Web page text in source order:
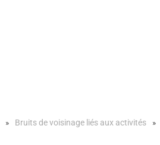
Bruits de voisinage liés aux activités